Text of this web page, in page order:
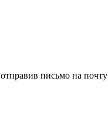
письмо на почту